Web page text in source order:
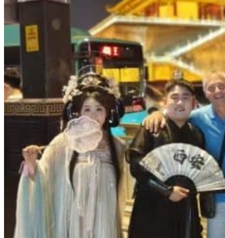
Shenzhen
Chongqing 重庆
Guangxi 广西
Guizhou 贵州
Hubei
Sichuan 四川
Tibet 西藏
Yunnan 云南
Organisation
Circuits sur mesure
Nos Petits Groupes
Ambiance
Classique et incontournables
Culture & expériences
Nature et grands paysages
Famille et enfants
Trekking et aventure
Luxe et exception
Où et quand partir ?
Eté
Automne
Hiver